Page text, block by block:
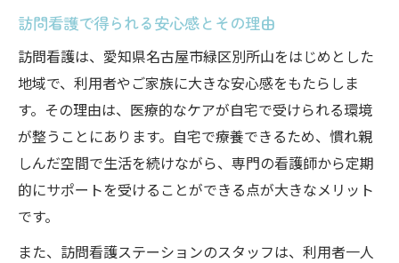
訪問看護で得られる安心感とその理由
訪問看護は、愛知県名古屋市緑区別所山をはじめとした
地域で、利用者やご家族に大きな安心感をもたらしま
す。その理由は、医療的なケアが自宅で受けられる環境
が整うことにあります。自宅で療養できるため、慣れ親
しんだ空間で生活を続けながら、専門の看護師から定期
的にサポートを受けることができる点が大きなメリット
です。
また、訪問看護ステーションのスタッフは、利用者一人